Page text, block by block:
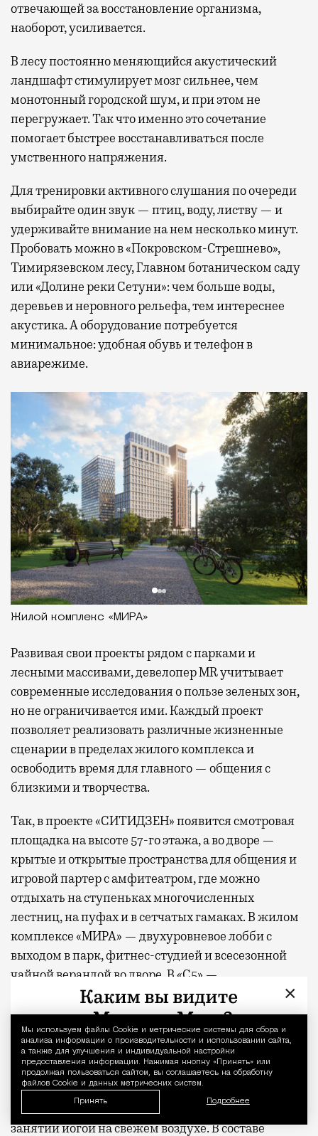
Уведомление
Мы используем файлы Сookie и метрические системы для сбора и
анализа информации о производительности и использовании сайта,
а также для улучшения и индивидуальной настройки
предоставления информации. Нажимая кнопку «Принять» или
продолжая пользоваться сайтом, вы соглашаетесь на обработку
файлов Cookie и данных метрических систем.
Принять Подробнее
отвечающей за восстановление организма,
наоборот, усиливается.
В лесу постоянно меняющийся акустический
ландшафт стимулирует мозг сильнее, чем
монотонный городской шум, и при этом не
перегружает. Так что именно это сочетание
помогает быстрее восстанавливаться после
умственного напряжения.
Для тренировки активного слушания по очереди
выбирайте один звук — птиц, воду, листву — и
удерживайте внимание на нем несколько минут.
Пробовать можно в «Покровском-Стрешнево»,
Тимирязевском лесу, Главном ботаническом саду
или «Долине реки Сетуни»: чем больше воды,
деревьев и неровного рельефа, тем интереснее
акустика. А оборудование потребуется
минимальное: удобная обувь и телефон в
авиарежиме.
Жилой комплекс «МИРА»
Развиваясвои проекты рядом с парками и
лесными массивами, девелопер MR учитывает
современные исследования о пользе зеленых зон,
но не ограничивается ими. Каждый проект
позволяет реализовать различные жизненные
сценарии в пределах жилого комплекса и
освободить время для главного — общения с
близкими и творчества.
Так, в проекте «СИТИДЗЕН» появится смотровая
площадка на высоте 57-го этажа, а во дворе —
крытые и открытые пространства для общения и
игровой партер с амфитеатром, где можно
отдыхать на ступеньках многочисленных
лестниц, на пуфах и в сетчатых гамаках. В жилом
комплексе «МИРА» — двухуровневое лобби с
выходом в парк, фитнес-студией и всесезонной
чайной верандой во дворе. В «С5» —
многоуровневое арт-пространство на крыше,
переговорные, студия йоги и отдельно стоящий
ресторан авторской кухни. В новом премиальном
проекте MR, клубном доме «26 ПАРКВЬЮ», на
первых этажах предусмотрены уютные
пространства для отдыха и деловых встреч, а в
закрытом дворе — фитнес-зоны и места для
занятий йогой на свежем воздухе. В составе
×